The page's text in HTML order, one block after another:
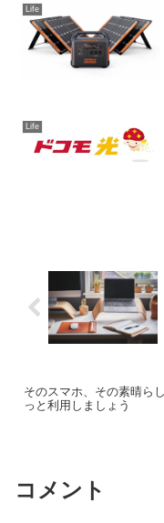
Life
Life
そのスマホ、その素晴ら
っと利用しましょう
コメント